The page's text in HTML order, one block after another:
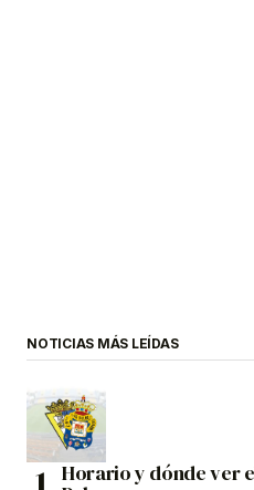
NOTICIAS MÁS LEÍDAS
Horario y dónde ver